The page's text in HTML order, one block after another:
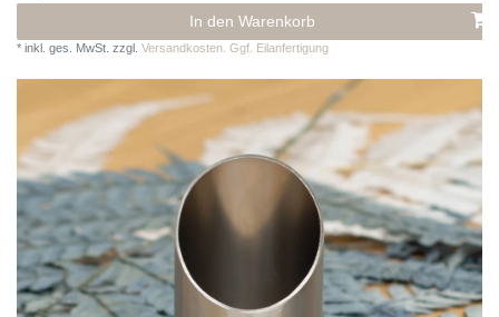
In den Warenkorb
* inkl. ges. MwSt. zzgl. Versandkosten. Ggf. Eilanfertigung